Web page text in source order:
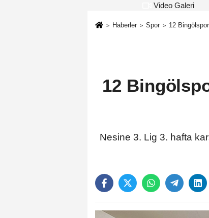
Video Galeri
Haberler Spor 12
12
Nesine 3. Lig 3. hafta